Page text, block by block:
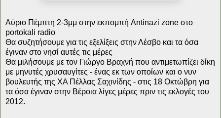
Αύριο Πέμπτη 2-3μμ στην εκπομπή Antinazi zone στο
portokali radio
Θα συζητήσουμε για τις εξελίξεις στην Λέσβο και τα όσα
έγιναν στο νησί αυτές τις μέρες
Θα μιλήσουμε με τον Γιώργο Βραχνή που αντιμετωπίζει δίκη
με μηνυτές χρυσαυγίτες - ένας εκ των οποίων και ο νυν
βουλευτής της ΧΑ Πέλλας Σαχινίδης - στις 18 Οκτώβρη για
τα όσα έγιναν στην Βέροια λίγες μέρες πριν τις εκλογές του
2012.